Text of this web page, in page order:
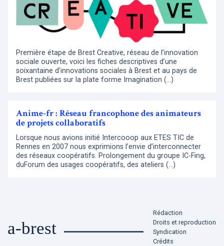
Première étape de Brest Creative, réseau de l’innovation
sociale ouverte, voici les fiches descriptives d’une
soixantaine d’innovations sociales à Brest et au pays de
Brest publiées sur la plate forme Imagination (…)
Anime-fr : Réseau francophone des animateurs
de projets collaboratifs
Lorsque nous avions initié Intercooop aux ETES TIC de
Rennes en 2007 nous exprimions l’envie d’interconnecter
des réseaux coopératifs. Prolongement du groupe IC-Fing,
duForum des usages coopératifs, des ateliers (…)
a-brest
Rédaction
Droits et reproduction
Syndication
Crédits